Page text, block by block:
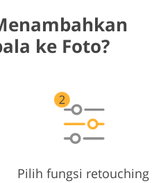
ke Foto?
Pilih fungsi retouching